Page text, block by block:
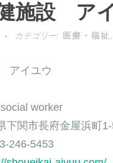
施設 ア
カテゴリー: 医療・福祉
アイユウ
worker
下関市長府金屋浜町
246-5453